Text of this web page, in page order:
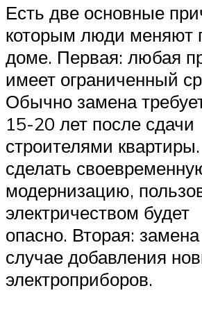
Есть две основные
которым люди меняют
доме. Первая: любая
имеет ограниченный
Обычно замена
15-20 лет после сдачи
строителями
сделать
модернизацию,
электричеством будет
опасно. Вторая:
случае добавления
электроприборов.